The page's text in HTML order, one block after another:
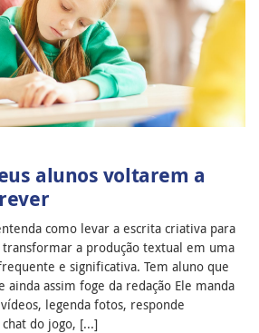
alunos voltarem a
como levar a escrita criativa para
transformar a produção textual em uma
e significativa. Tem aluno que
assim foge da redação Ele manda
legenda fotos, responde
do jogo, [...]